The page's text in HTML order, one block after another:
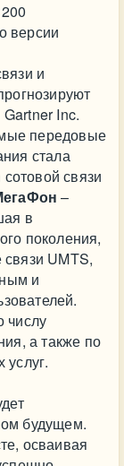
версии
и
Inc.
передовые
стала
связи
–
в
поколения,
UMTS,
и
числу
а также по
будущем.
осваивая